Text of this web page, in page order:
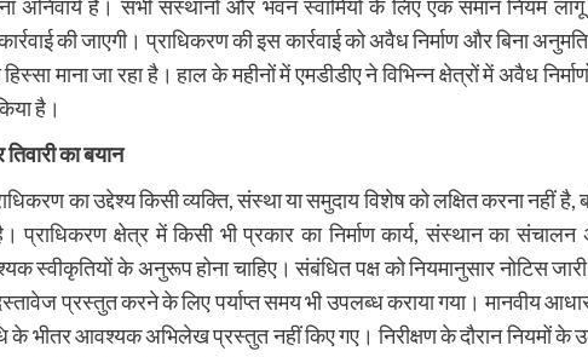
अनिवार्य है। सभी संस्थानों और भवन स्वामियों के लिए एक समान नियम
की जाएगी। प्राधिकरण की इस कार्रवाई को अवैध निर्माण और बिना
माना जा रहा है। हाल के महीनों में एमडीडीए ने विभिन्न क्षेत्रों में अवैध
है।
का बयान
का उद्देश्य किसी व्यक्ति, संस्था या समुदाय विशेष को लक्षित करना नहीं
प्राधिकरण क्षेत्र में किसी भी प्रकार का निर्माण कार्य, संस्थान का संचालन
स्वीकृतियों के अनुरूप होना चाहिए। संबंधित पक्ष को नियमानुसार नोटिस
प्रस्तुत करने के लिए पर्याप्त समय भी उपलब्ध कराया गया। मानवीय
के भीतर आवश्यक अभिलेख प्रस्तुत नहीं किए गए। निरीक्षण के दौरान नियमों के